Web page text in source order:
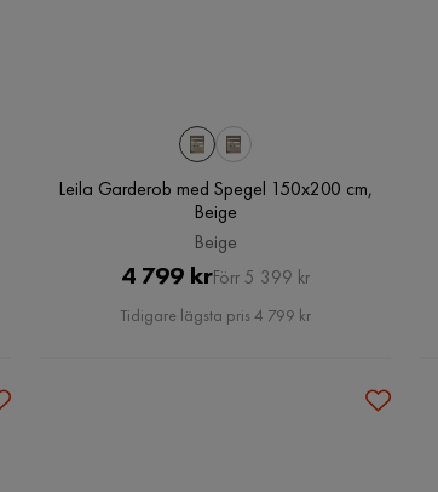
Leila Garderob med Spegel 150x200 cm,
Beige
Beige
Pris
4 799 krOriginal
Pris
Förr 5 399 kr
Tidigare lägsta pris 4 799 kr